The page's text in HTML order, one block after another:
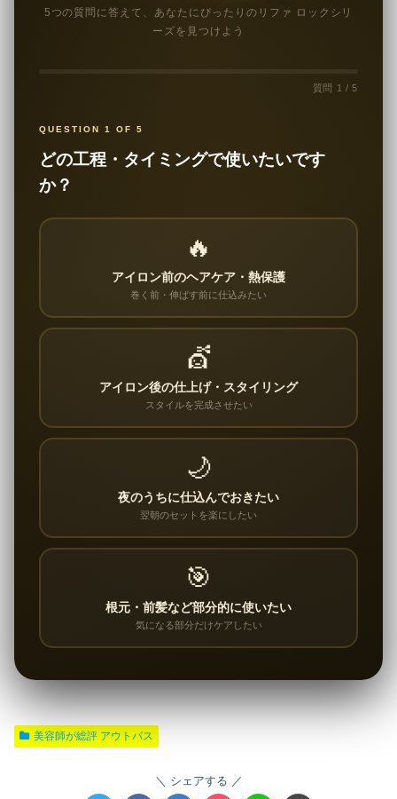
5つの質問に答えて、あなたにぴったりのリファ ロックシリ
ーズを見つけよう
質問 1 / 5
QUESTION 1 OF 5
どの工程・タイミングで使いたいです
か？
🔥
アイロン前のヘアケア・熱保護
巻く前・伸ばす前に仕込みたい
💇
アイロン後の仕上げ・スタイリング
スタイルを完成させたい
🌙
夜のうちに仕込んでおきたい
翌朝のセットを楽にしたい
🎯
根元・前髪など部分的に使いたい
気になる部分だけケアしたい
美容師が総評 アウトバス
シェアする